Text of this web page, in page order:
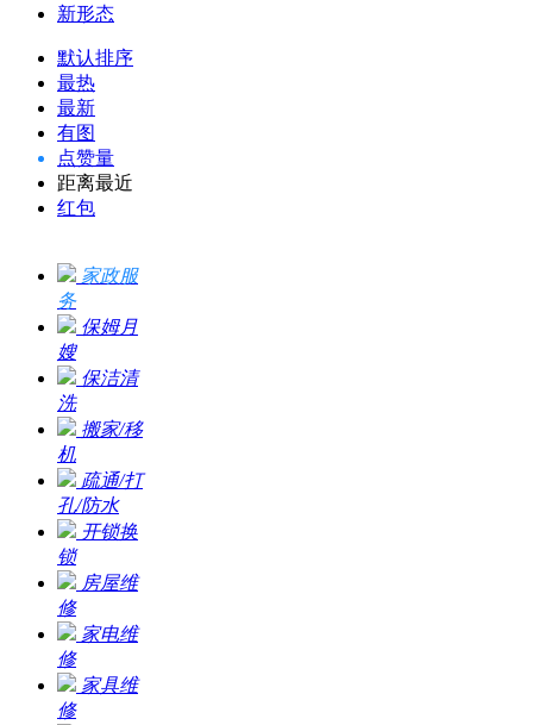
新形态
默认排序
最热
最新
有图
点赞量
距离最近
红包
家政服
务
保姆月
嫂
保洁清
洗
搬家/移
机
疏通/打
孔/防水
开锁换
锁
房屋维
修
家电维
修
家具维
修